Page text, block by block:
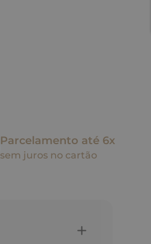
Parcelamento até 6x
sem juros no cartão